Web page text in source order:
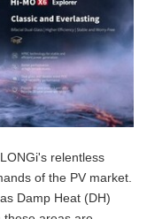
relentless
of the PV market.
Damp Heat (DH)